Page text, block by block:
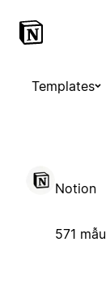
Templates
Notion
571 mẫu